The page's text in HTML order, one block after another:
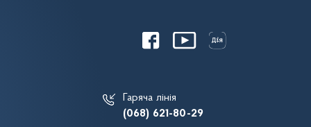
Гаряча лінія
(068) 621-80-29